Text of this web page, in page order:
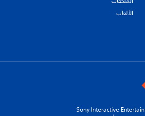
الألعاب